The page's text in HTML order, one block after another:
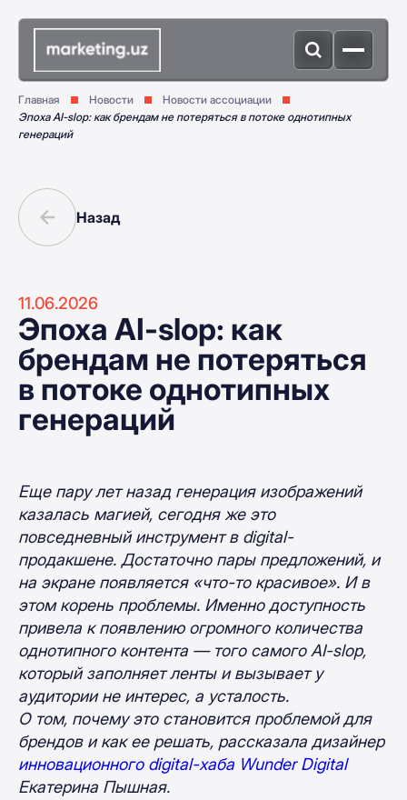
Главная Новости
Новости ассоциации
Эпоха AI-slop: как брендам не потеряться в потоке однотипных
генераций
Назад
11.06.2026
Эпоха AI-slop: как
брендам не потеряться
в потоке однотипных
генераций
Еще пару лет назад генерация изображений
казалась магией, сегодня же это
повседневный инструмент в digital-
продакшене. Достаточно пары предложений, и
на экране появляется «что-то красивое». И в
этом корень проблемы. Именно доступность
привела к появлению огромного количества
однотипного контента — того самого AI-slop,
который заполняет ленты и вызывает у
аудитории не интерес, а усталость.
О том, почему это становится проблемой для
брендов и как ее решать, рассказала дизайнер
инновационного digital-хаба Wunder Digital
Екатерина Пышная.